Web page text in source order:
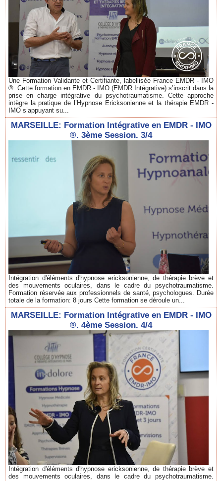
Une Formation Validante et Certifiante, labellisée France EMDR - IMO
®. Cette formation en EMDR - IMO (EMDR Intégrative) s’inscrit dans la
prise en charge intégrative du psychotraumatisme. Cette approche
intègre la pratique de l’Hypnose Ericksonienne et la thérapie EMDR -
IMO s’appuyant su...
MARSEILLE: Formation Intégrative en EMDR - IMO
®. 3ème Session. 3/4
Intégration d'éléments d'hypnose ericksonienne, de thérapie brève et
des mouvements oculaires, dans le cadre du psychotraumatisme.
Formation réservée aux professionnels de santé, psychologues. Durée
totale de la formation: 8 jours Cette formation se déroule un...
MARSEILLE: Formation Intégrative en EMDR - IMO
®. 4ème Session. 4/4
Intégration d'éléments d'hypnose ericksonienne, de thérapie brève et
des mouvements oculaires, dans le cadre du psychotraumatisme.